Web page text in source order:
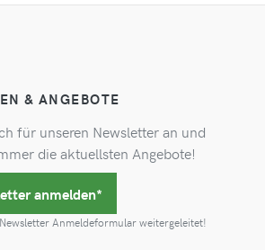
& ANGEBOTE
für unseren Newsletter an und
die aktuellsten Angebote!
anmelden*
Anmeldeformular weitergeleitet!